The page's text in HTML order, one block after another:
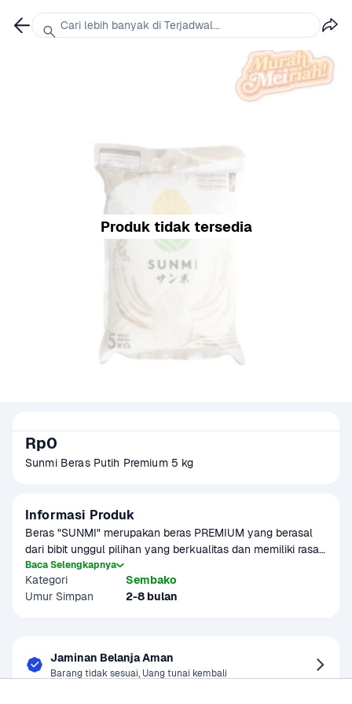
Produk tidak tersedia
Rp0
Sunmi Beras Putih Premium 5 kg
Informasi Produk
Beras "SUNMI" merupakan beras PREMIUM yang berasal
dari bibit unggul pilihan yang berkualitas dan memiliki rasa
yang lebih harum serta cocok untuk semua masakan.
Beras premium ini juga merupakan beras tanpa adanya
pemutih, pengawet, dan pewarna.
Baca Selengkapnya
Kategori
Sembako
Umur Simpan
2-8 bulan
Jaminan Belanja Aman
Barang tidak sesuai, Uang tunai kembali
Cari lebih banyak di Terjadwal...